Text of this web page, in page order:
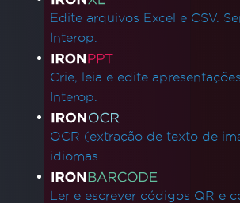
Edite arquivos Excel e CSV.
Interop.
Crie, leia e edite
Interop.
OCR (extração de texto de
idiomas.
Ler e escrever códigos QR e